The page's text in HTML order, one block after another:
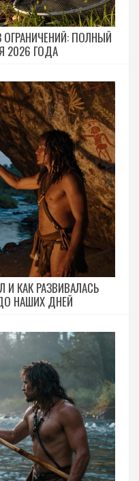
ПОЛНЫЙ
2026 ГОДА
И КАК РАЗВИВАЛАСЬ
НАШИХ ДНЕЙ